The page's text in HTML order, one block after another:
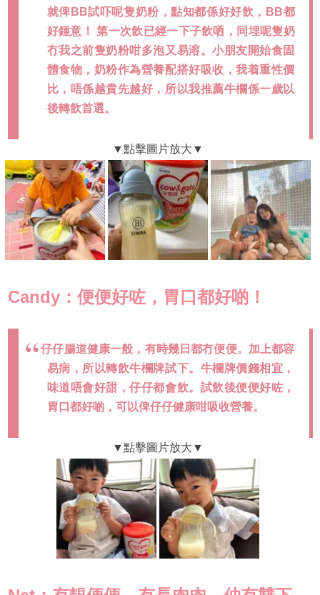
就俾BB試吓呢隻奶粉，點知都係好好飲，BB都
好鍾意！ 第一次飲已經一下子飲哂，同埋呢隻奶
冇我之前隻奶粉咁多泡又易溶。小朋友開始食固
體食物，奶粉作為營養配搭好吸收，我着重性價
比，唔係越貴先越好，所以我推薦牛欄係一歲以
後轉飲首選。
Candy：便便好咗，胃口都好啲！
仔仔腸道健康一般，有時幾日都冇便便。加上都容
易病，所以轉飲牛欄牌試下。牛欄牌價錢相宜，
味道唔會好甜，仔仔都會飲。試飲後便便好咗，
胃口都好啲，可以俾仔仔健康咁吸收營養。